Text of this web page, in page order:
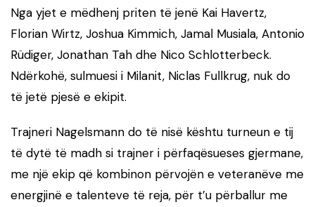
Nga yjet e mëdhenj priten të jenë Kai Havertz,
Florian Wirtz, Joshua Kimmich, Jamal Musiala, Antonio
Rüdiger, Jonathan Tah dhe Nico Schlotterbeck.
Ndërkohë, sulmuesi i Milanit, Niclas Fullkrug, nuk do
të jetë pjesë e ekipit.
Trajneri Nagelsmann do të nisë kështu turneun e tij
të dytë të madh si trajner i përfaqësueses gjermane,
me një ekip që kombinon përvojën e veteranëve me
energjinë e talenteve të reja, për t’u përballur me